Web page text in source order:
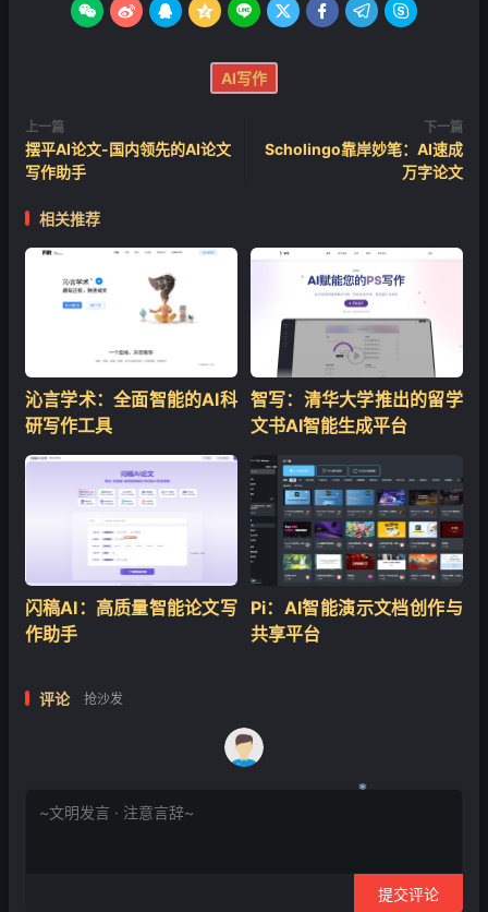
        
AI写作
上一篇
摆平AI论文-国内领先的AI论文
写作助手
下一篇
Scholingo靠岸妙笔：AI速成
万字论文
相关推荐
沁言学术：全面智能的AI科
研写作工具
智写：清华大学推出的留学
文书AI智能生成平台
闪稿AI：高质量智能论文写
作助手
Pi：AI智能演示文档创作与
共享平台
评论 抢沙发
提交评论